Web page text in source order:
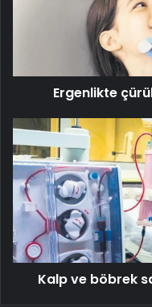
Ergenlikte
Kalp
ve
böbrek
sağlığı
için
ortak
seferberlik
Kalp ve böbrek